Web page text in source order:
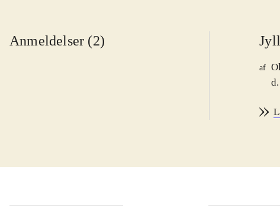
Anmeldelser (2)
af